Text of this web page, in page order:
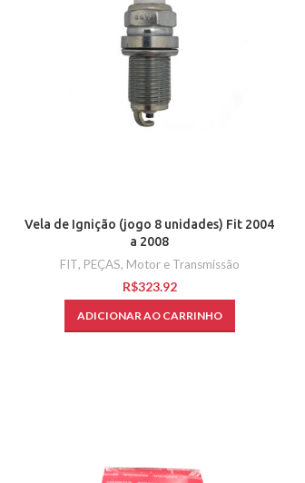
Vela de Ignição (jogo 8 unidades) Fit 2004
a 2008
FIT, PEÇAS, Motor e Transmissão
R$
ADICIONAR AO CARRINHO